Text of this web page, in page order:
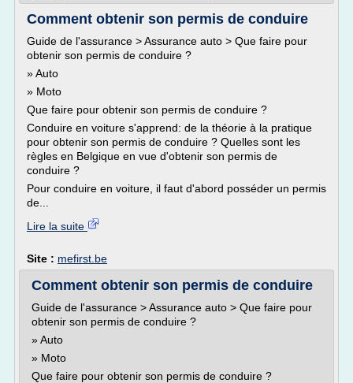
Comment obtenir son permis de conduire
Guide de l'assurance > Assurance auto > Que faire pour
obtenir son permis de conduire ?
» Auto
» Moto
Que faire pour obtenir son permis de conduire ?
Conduire en voiture s'apprend: de la théorie à la pratique
pour obtenir son permis de conduire ? Quelles sont les
règles en Belgique en vue d'obtenir son permis de
conduire ?
Pour conduire en voiture, il faut d'abord posséder un permis
de...
Lire la suite
Site : mefirst.be
Comment obtenir son permis de conduire
Guide de l'assurance > Assurance auto > Que faire pour
obtenir son permis de conduire ?
» Auto
» Moto
Que faire pour obtenir son permis de conduire ?